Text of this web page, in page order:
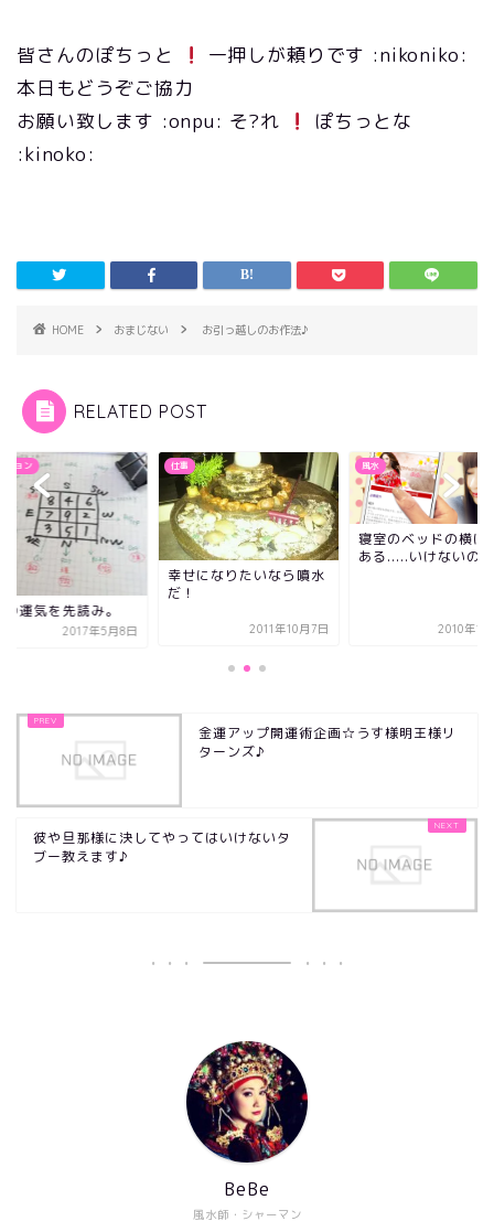
皆さんのぽちっと
一押しが頼りです :nikoniko:
本日もどうぞご協力
お願い致します :onpu: そ?れ
ぽちっとな
:kinoko:
HOME おまじない お引っ越しのお作法♪
RELATED POST
ション
運気を先読み。
2017年5月8日
仕事
幸せになりたいなら噴水
だ！
2011年10月7日
風水
寝室のベッドの横に
ある.....いけないの？
2010年1
金運アップ開運術企画☆うす様明王様リ
ターンズ♪
彼や旦那様に決してやってはいけないタ
ブー教えます♪
風水師・シャーマン
BeBe